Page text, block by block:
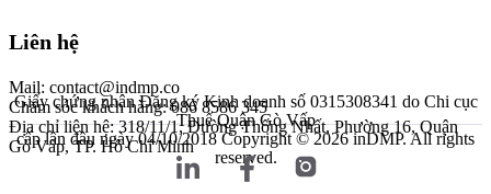
Liên hệ
Mail: contact@indmp.co
Chăm sóc khách hàng: 086 8586 345
Địa chỉ liên hệ: 318/11/1, Đường Thống Nhất, Phường 16, Quận
Gò Vấp, TP. Hồ Chí Minh
Giấy chứng nhận Đăng ký Kinh doanh số 0315308341 do Chi cục
Thuế Quận Gò Vấp
cấp lần đầu ngày 04/10/2018Copyright © 2026 inDMP. All rights
reserved.